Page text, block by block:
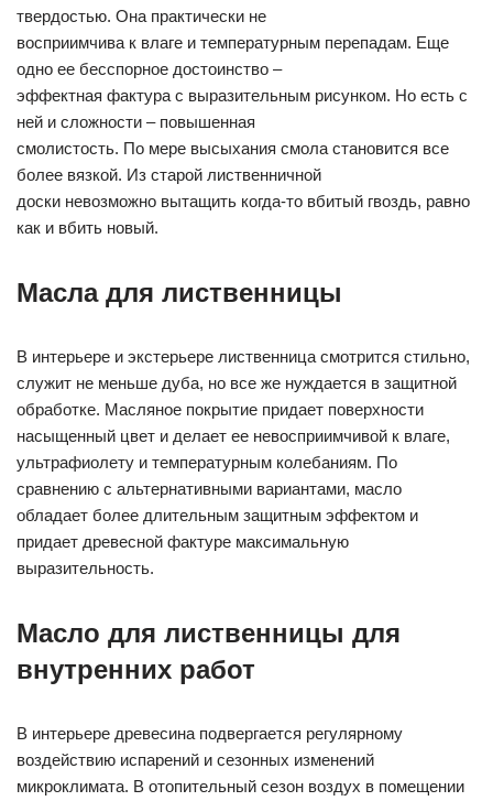
твердостью. Она практически не
восприимчива к влаге и температурным перепадам. Еще
одно ее бесспорное достоинство –
эффектная фактура с выразительным рисунком. Но есть с
ней и сложности – повышенная
смолистость. По мере высыхания смола становится все
более вязкой. Из старой лиственничной
доски невозможно вытащить когда-то вбитый гвоздь, равно
как и вбить новый.
Масла для лиственницы
В интерьере и экстерьере лиственница смотрится стильно,
служит не меньше дуба, но все же нуждается в защитной
обработке. Масляное покрытие придает поверхности
насыщенный цвет и делает ее невосприимчивой к влаге,
ультрафиолету и температурным колебаниям. По
сравнению с альтернативными вариантами, масло
обладает более длительным защитным эффектом и
придает древесной фактуре максимальную
выразительность.
Масло для лиственницы для
внутренних работ
В интерьере древесина подвергается регулярному
воздействию испарений и сезонных изменений
микроклимата. В отопительный сезон воздух в помещении